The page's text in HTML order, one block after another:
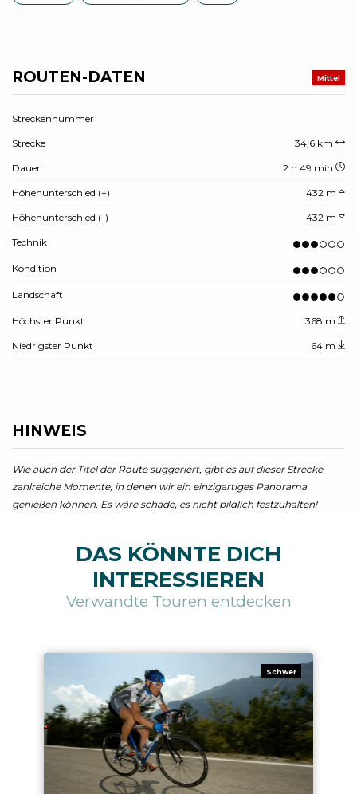
ROUTEN-DATEN Mittel
Streckennummer
Strecke 34,6 km
Dauer 2 h 49 min
Höhenunterschied (+) 432 m
Höhenunterschied (-) 432 m
Technik
Kondition
Landschaft
Höchster Punkt 368 m
Niedrigster Punkt 64 m
HINWEIS
Wie auch der Titel der Route suggeriert, gibt es auf dieser Strecke
zahlreiche Momente, in denen wir ein einzigartiges Panorama
genießen können. Es wäre schade, es nicht bildlich festzuhalten!
DAS KÖNNTE DICH
INTERESSIEREN
Verwandte Touren entdecken
Schwer